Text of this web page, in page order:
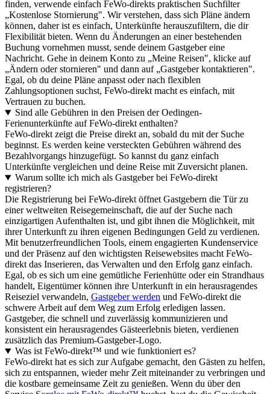
finden, verwende einfach FeWo-direkts praktischen Suchfilter
„Kostenlose Stornierung". Wir verstehen, dass sich Pläne ändern
können, daher ist es einfach, Unterkünfte herauszufiltern, die dir
Flexibilität bieten. Wenn du Änderungen an einer bestehenden
Buchung vornehmen musst, sende deinem Gastgeber eine
Nachricht. Gehe in deinem Konto zu „Meine Reisen", klicke auf
„Ändern oder stornieren" und dann auf „Gastgeber kontaktieren".
Egal, ob du deine Pläne anpasst oder nach flexiblen
Zahlungsoptionen suchst, FeWo-direkt macht es einfach, mit
Vertrauen zu buchen.
Sind alle Gebühren in den Preisen der Oedingen-
Ferienunterkünfte auf FeWo-direkt enthalten?
FeWo-direkt zeigt die Preise direkt an, sobald du mit der Suche
beginnst. Es werden keine versteckten Gebühren während des
Bezahlvorgangs hinzugefügt. So kannst du ganz einfach
Unterkünfte vergleichen und deine Reise mit Zuversicht planen.
Warum sollte ich mich als Gastgeber bei FeWo-direkt
registrieren?
Die Registrierung bei FeWo-direkt öffnet Gastgebern die Tür zu
einer weltweiten Reisegemeinschaft, die auf der Suche nach
einzigartigen Aufenthalten ist, und gibt ihnen die Möglichkeit, mit
ihrer Unterkunft zu ihren eigenen Bedingungen Geld zu verdienen.
Mit benutzerfreundlichen Tools, einem engagierten Kundenservice
und der Präsenz auf den wichtigsten Reisewebsites macht FeWo-
direkt das Inserieren, das Verwalten und den Erfolg ganz einfach.
Egal, ob es sich um eine gemütliche Ferienhütte oder ein Strandhaus
handelt, Eigentümer können ihre Unterkunft in ein herausragendes
Reiseziel verwandeln, Gastgeber werden und FeWo-direkt die
schwere Arbeit auf dem Weg zum Erfolg erledigen lassen.
Gastgeber, die schnell und zuverlässig kommunizieren und
konsistent ein herausragendes Gästeerlebnis bieten, verdienen
zusätzlich das Premium-Gastgeber-Logo.
Was ist FeWo-direkt™ und wie funktioniert es?
FeWo-direkt hat es sich zur Aufgabe gemacht, den Gästen zu helfen,
sich zu entspannen, wieder mehr Zeit miteinander zu verbringen und
die kostbare gemeinsame Zeit zu genießen. Wenn du über den